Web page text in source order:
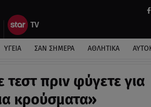
ΥΓΕΙΑ ΣΑΝ ΣΗΜΕΡΑ ΑΘΛΗΤΙΚΑ
πριν φύγετε για
κρούσματα»